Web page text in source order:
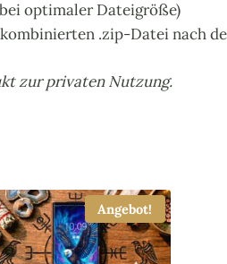
optimaler Dateigröße)
.zip-Datei nach
zur privaten Nutzung.
Angebot!